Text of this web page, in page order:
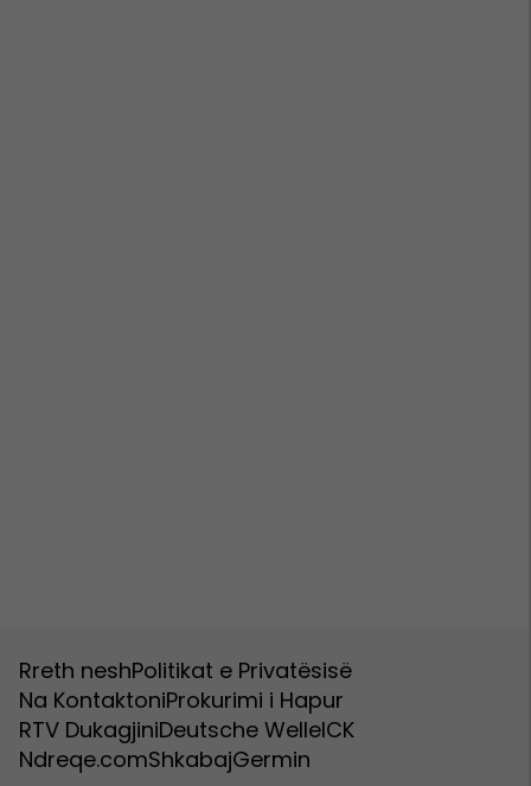
Rreth neshPolitikat e Privatësisë
Na KontaktoniProkurimi i Hapur
RTV DukagjiniDeutsche WelleICK
Ndreqe.comShkabajGermin